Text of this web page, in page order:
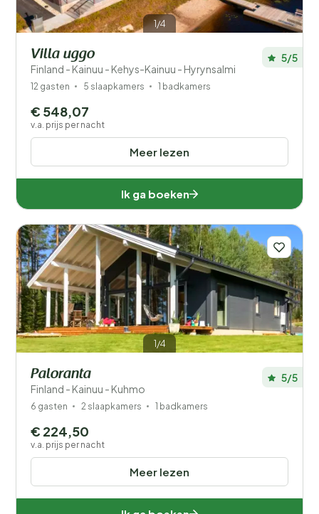
1/4
Villa uggo
Finland - Kainuu - Kehys-Kainuu - Hyrynsalmi
5/5
12 gasten 5 slaapkamers 1 badkamers
Meer lezen
€ 548,07
v.a. prijs per nacht
Ik ga boeken
1/4
Paloranta
Finland - Kainuu - Kuhmo
5/5
6 gasten 2 slaapkamers 1 badkamers
Meer lezen
€ 224,50
v.a. prijs per nacht